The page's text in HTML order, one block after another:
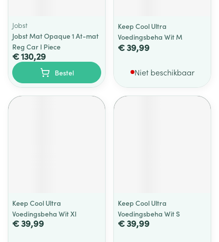
Jobst
Jobst Mat Opaque 1 At-mat
Reg Car I Piece
€ 130,29
Bestel
Keep Cool Ultra
Voedingsbeha Wit M
€ 39,99
Niet beschikbaar
Keep Cool Ultra
Voedingsbeha Wit Xl
€ 39,99
Keep Cool Ultra
Voedingsbeha Wit S
€ 39,99